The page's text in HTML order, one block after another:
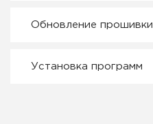
Обновление прошивки
Установка программ